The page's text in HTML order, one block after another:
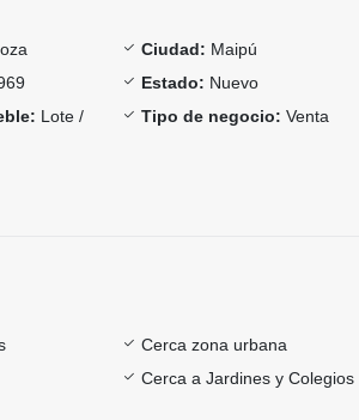
Ciudad: Maipú
Estado: Nuevo
Lote /
Tipo de negocio: Venta
Cerca zona urbana
Cerca a Jardines y Colegios